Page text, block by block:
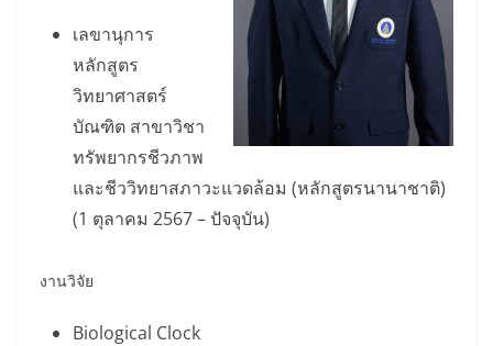
เลขานุการ
หลักสูตร
วิทยาศาสตร์
บัณฑิต สาขาวิชา
ทรัพยากรชีวภาพ
และชีววิทยาสภาวะแวดล้อม (หลักสูตรนานาชาติ)
(1 ตุลาคม 2567 – ปัจจุบัน)
งานวิจัย
Biological Clock